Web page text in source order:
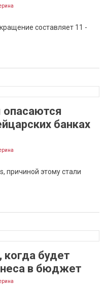
составляет 11 -
опасаются
банках
причиной этому стали
будет
в бюджет